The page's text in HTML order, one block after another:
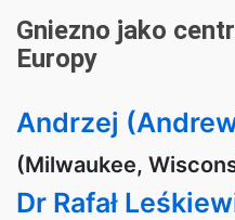
Gniezno jako
Europy
Andrzej
(Milwaukee,
Dr Rafał